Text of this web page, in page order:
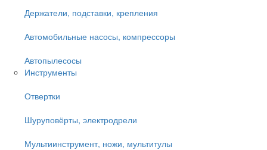
Держатели, подставки, крепления
Автомобильные насосы, компрессоры
Автопылесосы
Инструменты
Отвертки
Шуруповёрты, электродрели
Мультиинструмент, ножи, мультитулы